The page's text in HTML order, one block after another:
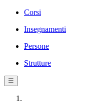
Corsi
Insegnamenti
Persone
Strutture
☰